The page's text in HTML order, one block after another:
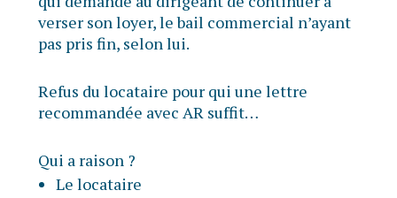
verser son loyer, le bail commercial n’ayant
pas pris fin, selon lui.
Refus du locataire pour qui une lettre
recommandée avec AR suffit…
Qui a raison ?
Le locataire